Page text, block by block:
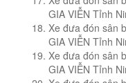
GIA VIỄN Tỉnh
Xe đưa đón sân
GIA VIỄN Tỉnh
Xe đưa đón sân
GIA VIỄN Tỉnh